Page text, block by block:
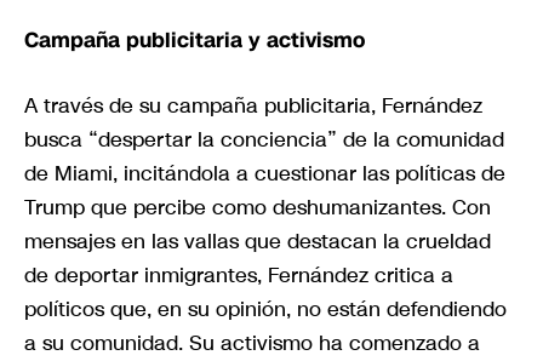
Campaña publicitaria y activismo
A través de su campaña publicitaria, Fernández
busca “despertar la conciencia” de la comunidad
de Miami, incitándola a cuestionar las políticas de
Trump que percibe como deshumanizantes. Con
mensajes en las vallas que destacan la crueldad
de deportar inmigrantes, Fernández critica a
políticos que, en su opinión, no están defendiendo
a su comunidad. Su activismo ha comenzado a